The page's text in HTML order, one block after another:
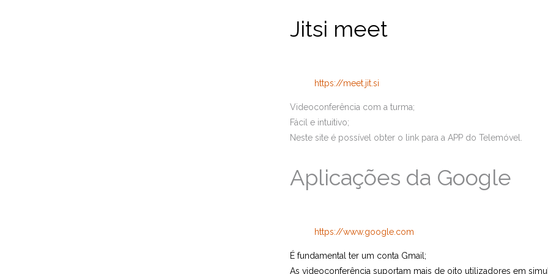
Jitsi meet
https://meet.jit.si
Videoconferência com a turma;
Fácil e intuitivo;
Neste site é possível obter o link para a APP do Telemóvel.
Aplicações da Google
https://www.google.com
É fundamental ter um conta Gmail;
As videoconferência suportam mais de oito utilizadores em